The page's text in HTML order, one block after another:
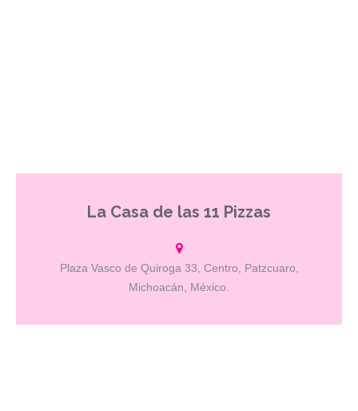
En un ambiente amigable y relajado a sólo veinte pasos de la plaza
propia combinación. Tenemos servicio a domicilio.
La Casa de las 11 Pizzas
Plaza Vasco de Quiroga 33, Centro, Patzcuaro,
Michoacán, México.